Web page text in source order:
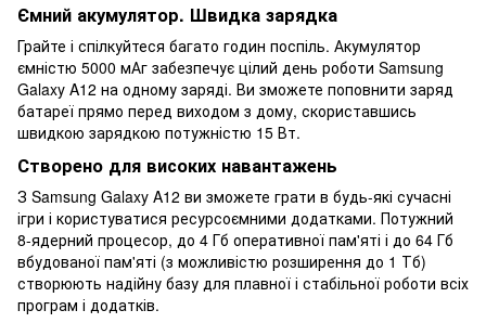
Ємний акумулятор. Швидка зарядка
Грайте і спілкуйтеся багато годин поспіль. Акумулятор
ємністю 5000 мАг забезпечує цілий день роботи Samsung
Galaxy A12 на одному заряді. Ви зможете поповнити заряд
батареї прямо перед виходом з дому, скориставшись
швидкою зарядкою потужністю 15 Вт.
Створено для високих навантажень
З Samsung Galaxy A12 ви зможете грати в будь-які сучасні
ігри і користуватися ресурсоємними додатками. Потужний
8-ядерний процесор, до 4 Гб оперативної пам'яті і до 64 Гб
вбудованої пам'яті (з можливістю розширення до 1 Тб)
створюють надійну базу для плавної і стабільної роботи всіх
програм і додатків.